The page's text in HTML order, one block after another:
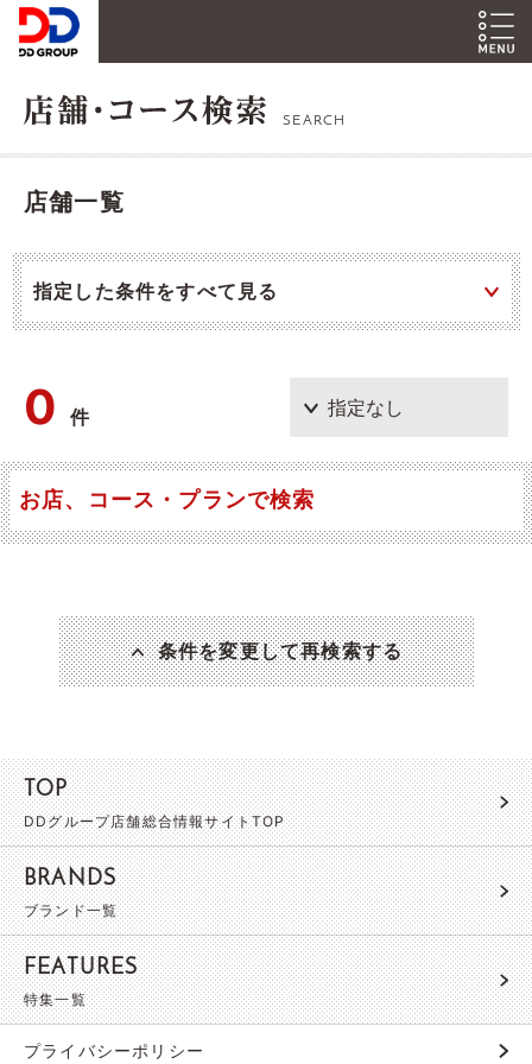
SEARCH
店舗一覧
指定した条件をすべて見る
0件
お店、コース・プランで検索
条件を変更して再検索する
TOP
DDグループ店舗総合情報サイトTOP
BRANDS
ブランド一覧
FEATURES
特集一覧
プライバシーポリシー